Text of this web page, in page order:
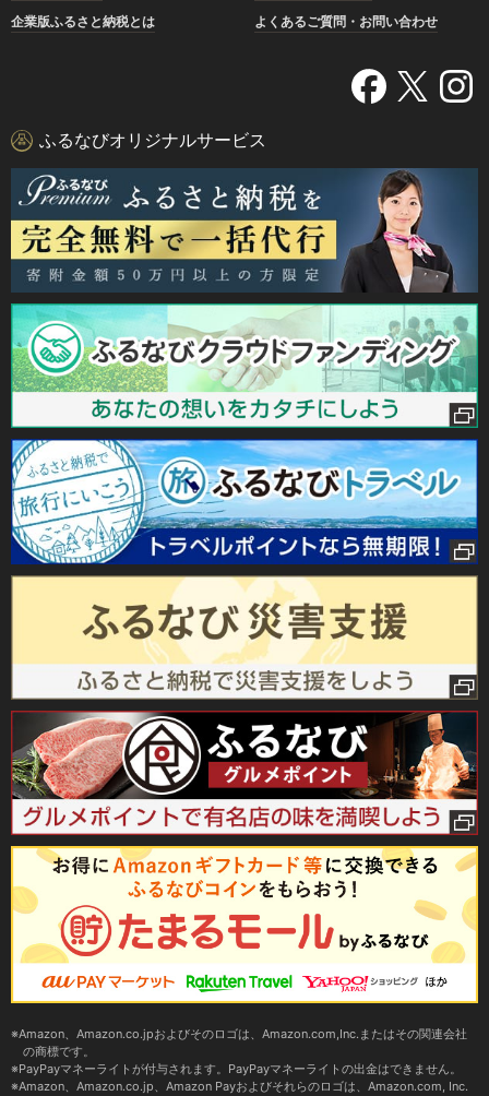
企業版ふるさと納税とは
よくあるご質問・お問い合わせ
ふるなびオリジナルサービス
Amazon、Amazon.co.jpおよびそのロゴは、Amazon.com,Inc.またはその関連会社
の商標です。
PayPayマネーライトが付与されます。PayPayマネーライトの出金はできません。
Amazon、Amazon.co.jp、Amazon Payおよびそれらのロゴは、Amazon.com, Inc.